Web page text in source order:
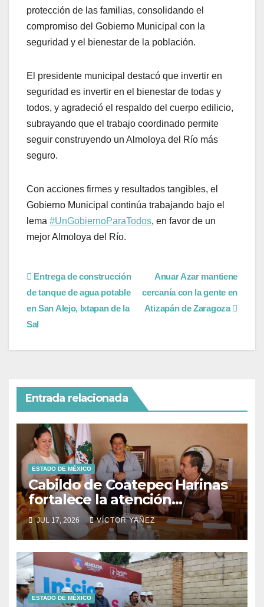
protección de las familias, consolidando el
compromiso del Gobierno Municipal con la
seguridad y el bienestar de la población.
El presidente municipal destacó que invertir en
seguridad es invertir en el bienestar de todas y
todos, y agradeció el respaldo del cuerpo edilicio,
subrayando que el trabajo coordinado permite
seguir construyendo un Almoloya del Río más
seguro.
Con acciones firmes y resultados tangibles, el
Gobierno Municipal continúa trabajando bajo el
lema #UnGobiernoParaTodos, en favor de un
mejor Almoloya del Río.
Anuar Azar mantiene
cercanía con la gente en
Atizapán de Zaragoza
Entrega de construcción
de tanque de agua potable
en San Alejo, Ixtapan de la
Sal
Entrada relacionada
ESTADO DE MÉXICO
Cabildo de Coatepec Harinas
fortalece la atención
ciudadana y la toma de
decisiones
JUL 17, 2026 VÍCTOR YAÑEZ
ESTADO DE MÉXICO